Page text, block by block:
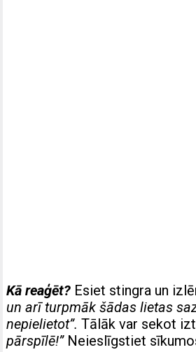
Kā reaģēt? Esiet stingra un
un arī turpmāk šādas lietas
nepielietot”.Tālāk var sekot
pārspīlē!” Neieslīgstiet